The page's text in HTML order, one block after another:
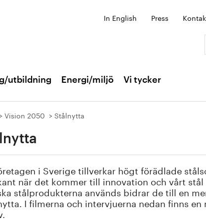
In English Press
utbildning Energi/miljö Vi tycker
Vision 2050 Stålnytta
i Sverige tillverkar högt förädlade
när det kommer till innovation och vårt
stålprodukterna används bidrar de till en
I filmerna och intervjuerna nedan finns